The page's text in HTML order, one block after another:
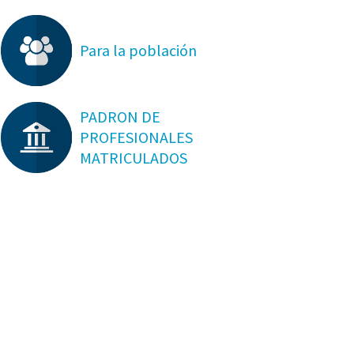
Para la población
PADRON DE
PROFESIONALES
MATRICULADOS